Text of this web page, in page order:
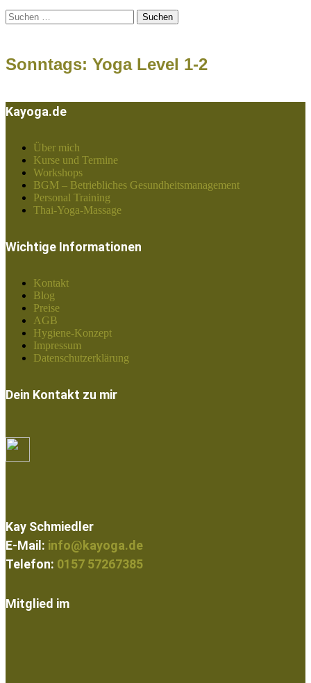
Suchen
nach:
Sonntags: Yoga Level 1-2
Kayoga.de
Über mich
Kurse und Termine
Workshops
BGM – Betriebliches Gesundheitsmanagement
Personal Training
Thai-Yoga-Massage
Wichtige Informationen
Kontakt
Blog
Preise
AGB
Hygiene-Konzept
Impressum
Datenschutzerklärung
Dein Kontakt zu mir
Kay Schmiedler
E-Mail: info@kayoga.de
Telefon: 0157 57267385
Mitglied im